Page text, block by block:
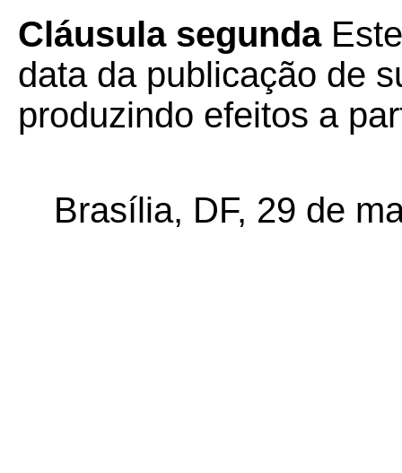
Cláusula segunda
data da publicação de
produzindo efeitos a
Brasília, DF, 29 de